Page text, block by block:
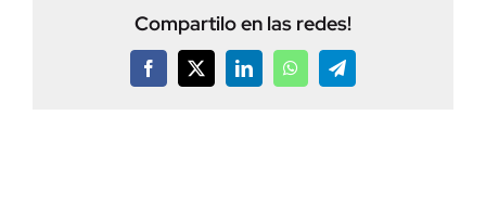
Compartilo en las redes!
Facebook
X LinkedInWhatsAppTelegram